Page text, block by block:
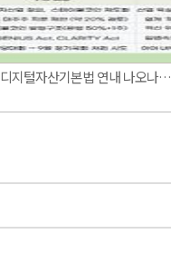
디지털자산기본법 연내 나오나…